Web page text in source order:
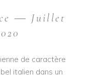
― Juillet
de caractère
italien dans un